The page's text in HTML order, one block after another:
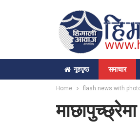
गृहपृष्‍ठ समाचार
Home flash news with